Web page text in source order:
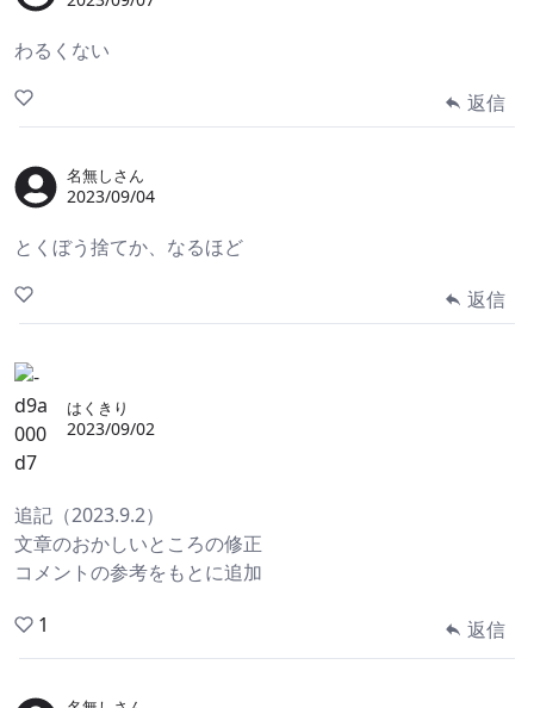
わるくない
返信
名無しさん
2023/09/04
とくぼう捨てか、なるほど
返信
はくきり
2023/09/02
追記（2023.9.2）
文章のおかしいところの修正
コメントの参考をもとに追加
1
返信